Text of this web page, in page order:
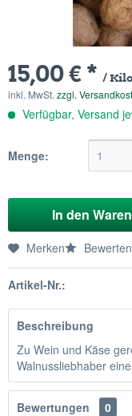
15,00 € * /
inkl. MwSt. zzgl.
Verfügbar, Versand
Menge:
In den
Merken Bewerten
Artikel-Nr.:
Beschreibung
Zu Wein und Käse
Walnussliebhaber
Bewertungen
0